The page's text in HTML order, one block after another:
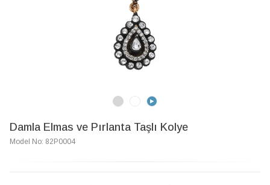
Damla Elmas ve Pırlanta Taşlı Kolye
Model No: 82P0004